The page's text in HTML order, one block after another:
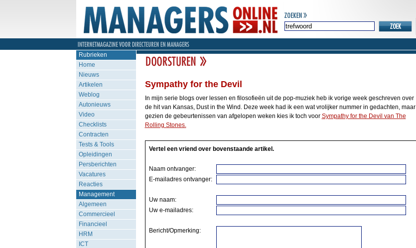
Rubrieken
Home
Nieuws
Artikelen
Weblog
Autonieuws
Video
Checklists
Contracten
Tests & Tools
Opleidingen
Persberichten
Vacatures
Reacties
Management
Algemeen
Commercieel
Financieel
HRM
ICT
Sympathy for the Devil
In mijn serie blogs over lessen en filosofieën uit de pop-muziek heb ik vorige week geschreven over
de hit van Kansas, Dust in the Wind. Deze week had ik een wat vrolijker nummer in gedachten, maar
gezien de gebeurtenissen van afgelopen weken kies ik toch voor Sympathy for the Devil van The
Rolling Stones.
Vertel een vriend over bovenstaande artikel.
Naam ontvanger:
E-mailadres ontvanger:
Uw naam:
Uw e-mailadres:
Bericht/Opmerking: